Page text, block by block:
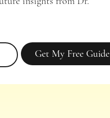
Get My Free Guide